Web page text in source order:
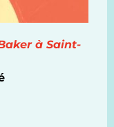
à Saint-